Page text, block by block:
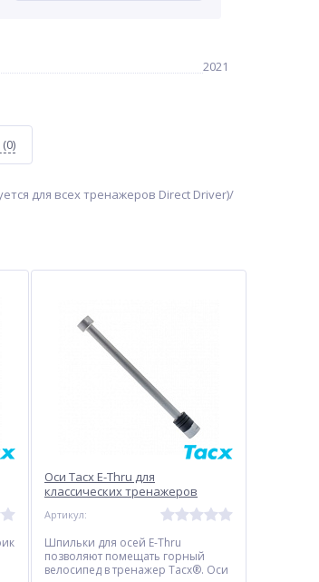
2021
(0)
для всех тренажеров Direct Driver)/
Оси Tacx E-Thru для
классических тренажеров
Артикул:
Шпильки для осей E-Thru
позволяют помещать горный
велосипед в тренажер Tacx®. Оси